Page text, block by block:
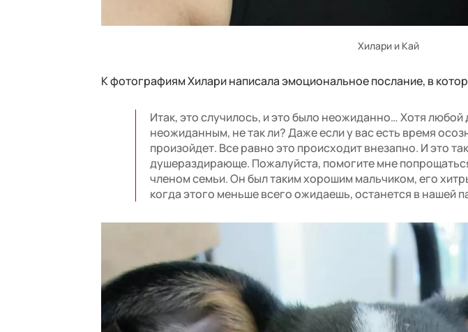
Хилари и Кай
К фотографиям Хилари написала эмоциональное послание, в
Итак, это случилось, и это было неожиданно… Хотя
неожиданным, не так ли? Даже если у вас есть время
произойдет. Все равно это происходит внезапно. И это
душераздирающе. Пожалуйста, помогите мне
членом семьи. Он был таким хорошим мальчиком, его
когда этого меньше всего ожидаешь, останется в нашей